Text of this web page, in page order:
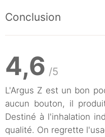
Conclusion
4,6 /5
L'Argus Z est un bon
aucun bouton, il
Destiné à l'inhalation
qualité. On regrette